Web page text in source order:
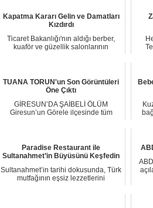
Kapatma Kararı Gelin ve Damatları
Kızdırdı
Ticaret Bakanlığı'nın aldığı berber,
kuaför ve güzellik salonlarının
TUANA TORUN'un Son Görüntüleri
Öne Çıktı
GİRESUN’DA ŞAİBELİ ÖLÜM
Giresun’un Görele ilçesinde tüm
Paradise Restaurant ile
Sultanahmet’in Büyüsünü Keşfedin
Sultanahmet’in tarihi dokusunda, Türk
mutfağının eşsiz lezzetlerini